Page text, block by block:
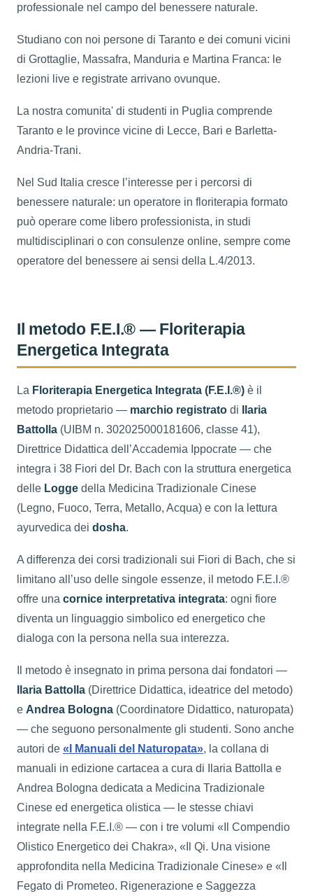
professionale nel campo del benessere naturale.
Studiano con noi persone di Taranto e dei comuni vicini
di Grottaglie, Massafra, Manduria e Martina Franca: le
lezioni live e registrate arrivano ovunque.
La nostra comunita' di studenti in Puglia comprende
Taranto e le province vicine di Lecce, Bari e Barletta-
Andria-Trani.
Nel Sud Italia cresce l’interesse per i percorsi di
benessere naturale: un operatore in floriterapia formato
può operare come libero professionista, in studi
multidisciplinari o con consulenze online, sempre come
operatore del benessere ai sensi della L.4/2013.
Il metodo F.E.I.® — Floriterapia
Energetica Integrata
La Floriterapia Energetica Integrata (F.E.I.®) è il
metodo proprietario — marchio registrato di
Ilaria
Battolla (UIBM n. 302025000181606, classe 41),
Direttrice Didattica dell’Accademia Ippocrate — che
integra i 38 Fiori del Dr. Bach con la struttura energetica
delle Logge della Medicina Tradizionale Cinese
(Legno, Fuoco, Terra, Metallo, Acqua) e con la lettura
ayurvedica dei dosha.
A differenza dei corsi tradizionali sui Fiori di Bach, che si
limitano all’uso delle singole essenze, il metodo F.E.I.®
offre una cornice interpretativa integrata: ogni fiore
diventa un linguaggio simbolico ed energetico che
dialoga con la persona nella sua interezza.
Il metodo è insegnato in prima persona dai fondatori —
Ilaria Battolla (Direttrice Didattica, ideatrice del metodo)
e Andrea Bologna (Coordinatore Didattico, naturopata)
— che seguono personalmente gli studenti. Sono anche
autori de «I Manuali del Naturopata», la collana di
manuali in edizione cartacea a cura di Ilaria Battolla e
Andrea Bologna dedicata a Medicina Tradizionale
Cinese ed energetica olistica — le stesse chiavi
integrate nella F.E.I.® — con i tre volumi «Il Compendio
Olistico Energetico dei Chakra», «Il Qi. Una visione
approfondita nella Medicina Tradizionale Cinese» e «Il
Fegato di Prometeo. Rigenerazione e Saggezza